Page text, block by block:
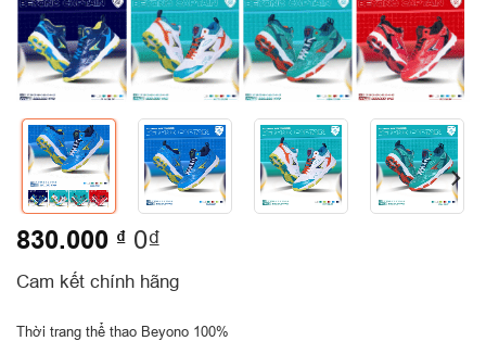
830.000 ₫ 0₫
Cam kết chính hãng
Thời trang thể thao Beyono 100%